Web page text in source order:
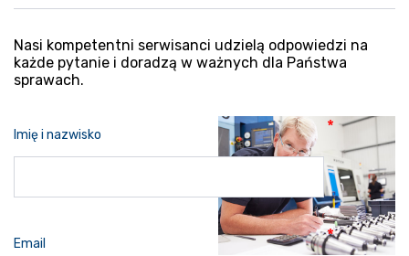
Nasi kompetentni serwisanci udzielą odpowiedzi na
każde pytanie i doradzą w ważnych dla Państwa
sprawach.
Imię i nazwisko
Email